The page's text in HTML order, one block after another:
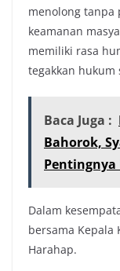
menolong tanpa
keamanan
memiliki rasa
tegakkan hukum
Baca Juga :
Bahorok,
Pentingnya
Dalam
bersama Kepala
Harahap.